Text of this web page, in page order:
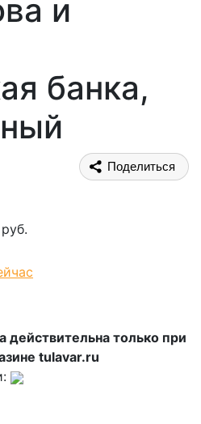
и
банка,
Поделиться
действительна только при
tulavar.ru